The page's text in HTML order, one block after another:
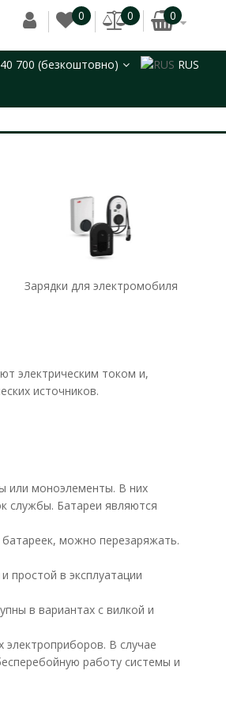
0 0 0
700 (безкоштовно) RUS
Зарядки для электромобиля
электрическим током и,
источников.
или моноэлементы. В них
службы. Батареи являются
можно перезаряжать.
простой в эксплуатации
в вариантах с вилкой и
В случае
работу системы и